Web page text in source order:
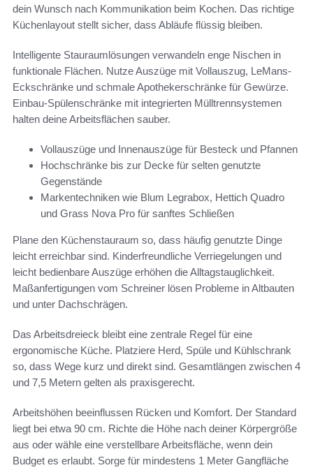
dein Wunsch nach Kommunikation beim Kochen. Das richtige
Küchenlayout stellt sicher, dass Abläufe flüssig bleiben.
Intelligente Stauraumlösungen verwandeln enge Nischen in
funktionale Flächen. Nutze Auszüge mit Vollauszug, LeMans-
Eckschränke und schmale Apothekerschränke für Gewürze.
Einbau-Spülenschränke mit integrierten Mülltrennsystemen
halten deine Arbeitsflächen sauber.
Vollauszüge und Innenauszüge für Besteck und Pfannen
Hochschränke bis zur Decke für selten genutzte
Gegenstände
Markentechniken wie Blum Legrabox, Hettich Quadro
und Grass Nova Pro für sanftes Schließen
Plane den Küchenstauraum so, dass häufig genutzte Dinge
leicht erreichbar sind. Kinderfreundliche Verriegelungen und
leicht bedienbare Auszüge erhöhen die Alltagstauglichkeit.
Maßanfertigungen vom Schreiner lösen Probleme in Altbauten
und unter Dachschrägen.
Das Arbeitsdreieck bleibt eine zentrale Regel für eine
ergonomische Küche. Platziere Herd, Spüle und Kühlschrank
so, dass Wege kurz und direkt sind. Gesamtlängen zwischen 4
und 7,5 Metern gelten als praxisgerecht.
Arbeitshöhen beeinflussen Rücken und Komfort. Der Standard
liegt bei etwa 90 cm. Richte die Höhe nach deiner Körpergröße
aus oder wähle eine verstellbare Arbeitsfläche, wenn dein
Budget es erlaubt. Sorge für mindestens 1 Meter Gangfläche